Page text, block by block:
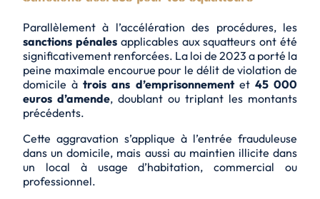
Parallèlement à l’accélération des procédures, les
sanctions pénalesapplicables aux squatteurs ont été
significativement renforcées. La loi de 2023 a porté la
peine maximale encourue pour le délit deviolation de
domicile àtrois ans d’emprisonnementet 45 000
euros d’amende, doublant ou triplant les montants
précédents.
Cette aggravation s’applique à l’entrée frauduleuse
dans un domicile, mais aussi au maintien illicite dans
un local à usage d’habitation, commercial ou
professionnel.